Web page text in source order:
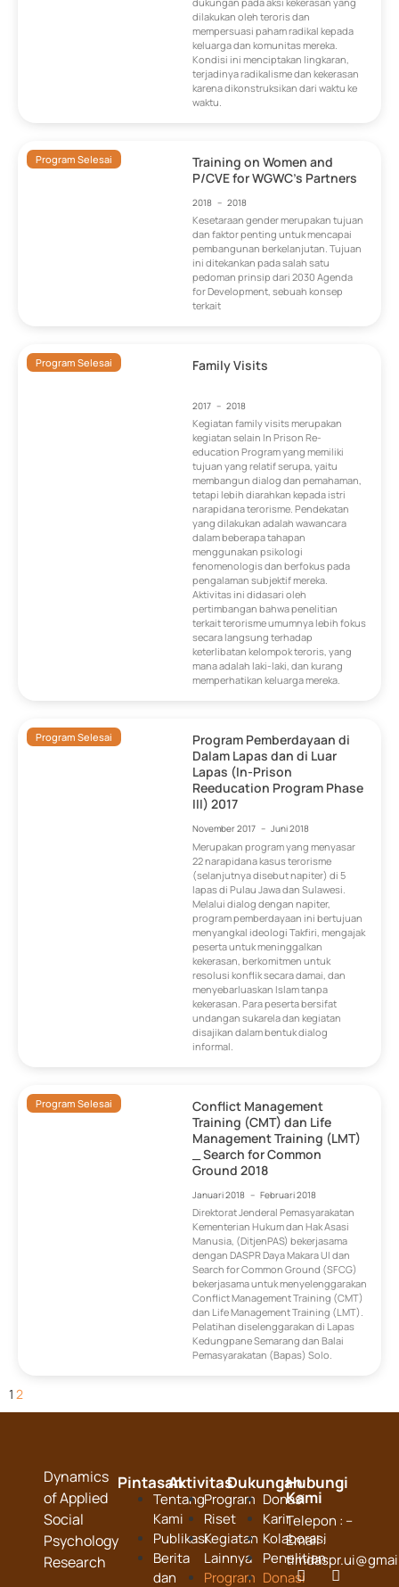
dilakukan oleh teroris dan
mempersuasi paham radikal kepada
keluarga dan komunitas mereka.
Kondisi ini menciptakan lingkaran,
terjadinya radikalisme dan kekerasan
karena dikonstruksikan dari waktu ke
waktu.
Program Selesai
Training on Women and
P/CVE for WGWC’s Partners
2018 – 2018
Kesetaraan gender merupakan tujuan
dan faktor penting untuk mencapai
pembangunan berkelanjutan. Tujuan
ini ditekankan pada salah satu
pedoman prinsip dari 2030 Agenda
for Development, sebuah konsep
terkait
Program Selesai Family Visits
2017 – 2018
Kegiatan family visits merupakan
kegiatan selain In Prison Re-
education Program yang memiliki
tujuan yang relatif serupa, yaitu
membangun dialog dan pemahaman,
tetapi lebih diarahkan kepada istri
narapidana terorisme. Pendekatan
yang dilakukan adalah wawancara
dalam beberapa tahapan
menggunakan psikologi
fenomenologis dan berfokus pada
pengalaman subjektif mereka.
Aktivitas ini didasari oleh
pertimbangan bahwa penelitian
terkait terorisme umumnya lebih fokus
secara langsung terhadap
keterlibatan kelompok teroris, yang
mana adalah laki-laki, dan kurang
memperhatikan keluarga mereka.
Program Selesai
Program Pemberdayaan di
Dalam Lapas dan di Luar
Lapas (In-Prison
Reeducation Program Phase
III) 2017
November 2017 – Juni 2018
Merupakan program yang menyasar
22 narapidana kasus terorisme
(selanjutnya disebut napiter) di 5
lapas di Pulau Jawa dan Sulawesi.
Melalui dialog dengan napiter,
program pemberdayaan ini bertujuan
menyangkal ideologi Takfiri, mengajak
peserta untuk meninggalkan
kekerasan, berkomitmen untuk
resolusi konflik secara damai, dan
menyebarluaskan Islam tanpa
kekerasan. Para peserta bersifat
undangan sukarela dan kegiatan
disajikan dalam bentuk dialog
informal.
Program Selesai
Conflict Management
Training (CMT) dan Life
Management Training (LMT)
_ Search for Common
Ground 2018
Januari 2018 – Februari 2018
Direktorat Jenderal Pemasyarakatan
Kementerian Hukum dan Hak Asasi
Manusia, (DitjenPAS) bekerjasama
dengan DASPR Daya Makara UI dan
Search for Common Ground (SFCG)
bekerjasama untuk menyelenggarakan
Conflict Management Training (CMT)
dan Life Management Training (LMT).
Pelatihan diselenggarakan di Lapas
Kedungpane Semarang dan Balai
Pemasyarakatan (Bapas) Solo.
1 2
Dynamics
of Applied
Social
Psychology
Research
Pintasan
Tentang
Kami
Publikasi
Berita
dan
Aktivitas
Program
Riset
Kegiatan
Lainnya
Program
Dukungan
Donasi
Karir
Kolaborasi
Penelitian
Donasi
Hubungi
Kami
Telepon : –
Email :